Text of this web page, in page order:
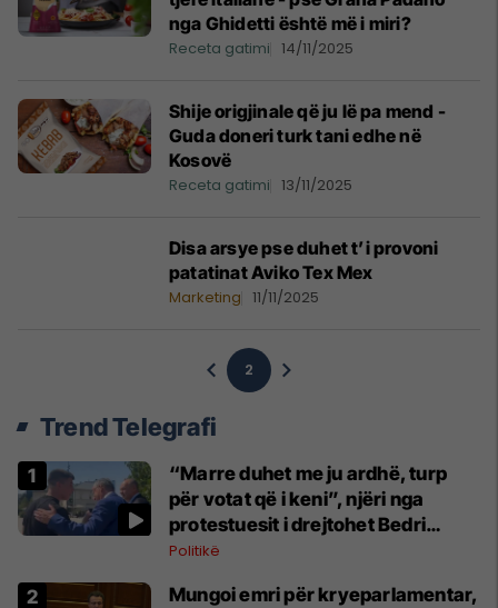
nga Ghidetti është më i miri?
Receta gatimi 14/11/2025
Shije origjinale që ju lë pa mend -
Guda doneri turk tani edhe në
Kosovë
Receta gatimi 13/11/2025
Disa arsye pse duhet t’i provoni
patatinat Aviko Tex Mex
Marketing 11/11/2025
2
Trend Telegrafi
“Marre duhet me ju ardhë, turp
për votat që i keni”, njëri nga
protestuesit i drejtohet Bedri
Hamzës
Politikë
Mungoi emri për kryeparlamentar,